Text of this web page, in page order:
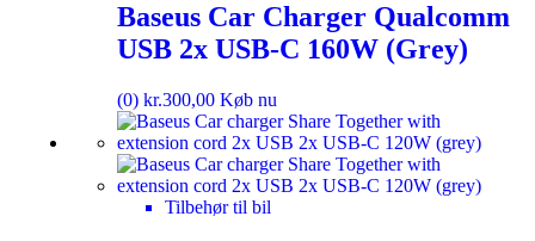
Baseus Car Charger Qualcomm
USB 2x USB-C 160W (Grey)
(0) kr.300,00 Køb nu
Tilbehør til bil